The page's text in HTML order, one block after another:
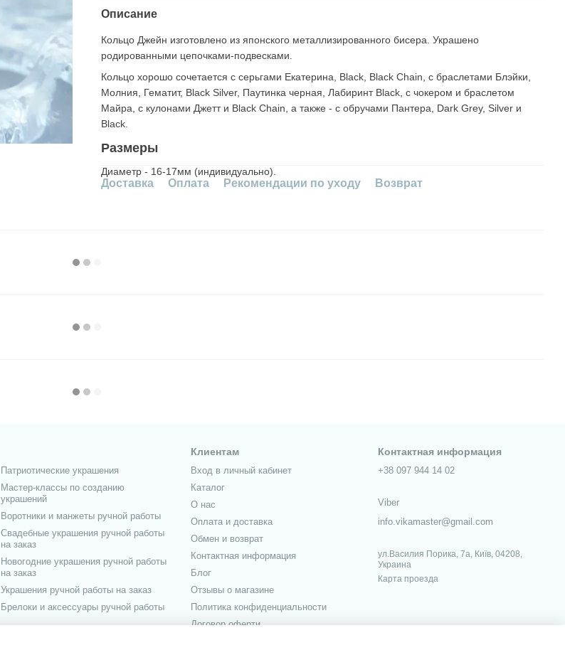
Описание
Кольцо Джейн изготовлено из японского металлизированного бисера. Украшено
родированными цепочками-подвесками.
Кольцо хорошо сочетается с серьгами Екатерина, Black, Black Chain, с браслетами Блэйки,
Молния, Гематит, Black Silver, Паутинка черная, Лабиринт Black, с чокером и браслетом
Майра, с кулонами Джетт и Black Chain, а также - с обручами Пантера, Dark Grey, Silver и
Black.
Размеры
Диаметр - 16-17мм (индивидуально).
Доставка Оплата Рекомендации по уходу Возврат
Патриотические украшения
Мастер-классы по созданию
украшений
Воротники и манжеты ручной работы
Свадебные украшения ручной работы
на заказ
Новогодние украшения ручной работы
на заказ
Украшения ручной работы на заказ
Брелоки и аксессуары ручной работы
Клиентам
Вход в личный кабинет
Каталог
О нас
Оплата и доставка
Обмен и возврат
Контактная информация
Блог
Отзывы о магазине
Политика конфиденциальности
Договор оферти
Контактная информация
+38 097 944 14 02
Viber
info.vikamaster@gmail.com
ул.Василия Порика, 7а, Київ, 04208,
Украина
Карта проезда